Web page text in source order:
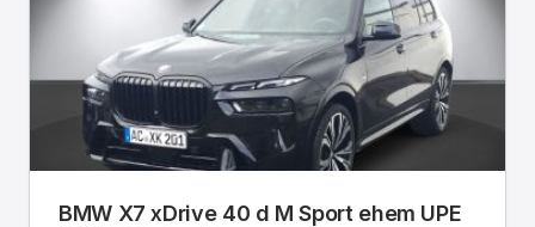
BMW X7 xDrive 40 d M Sport ehem UPE